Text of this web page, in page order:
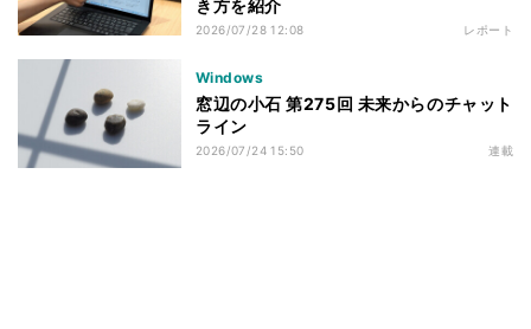
き方を紹介
2026/07/28 12:08 レポート
Windows
窓辺の小石 第275回 未来からのチャット
ライン
2026/07/24 15:50 連載